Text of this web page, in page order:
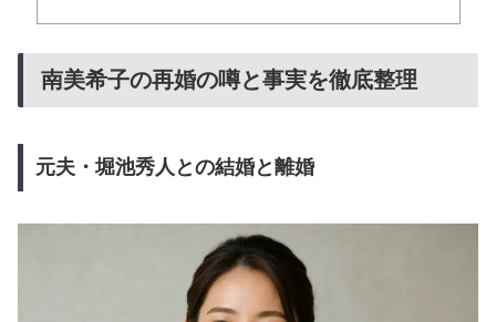
南美希子の再婚の噂と事実を徹底整理
元夫・堀池秀人との結婚と離婚